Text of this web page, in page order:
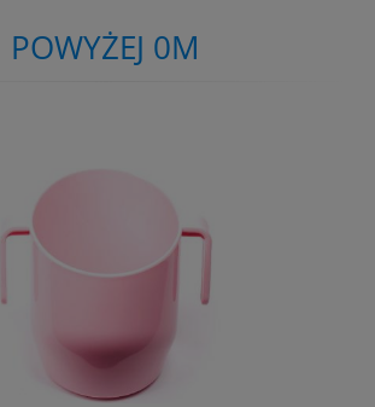
POWYŻEJ 0M